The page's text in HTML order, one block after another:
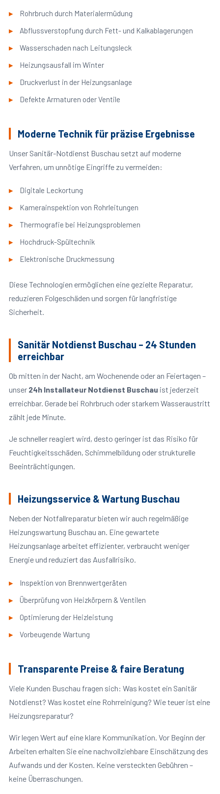
Rohrbruch durch Materialermüdung
Abflussverstopfung durch Fett- und Kalkablagerungen
Wasserschaden nach Leitungsleck
Heizungsausfall im Winter
Druckverlust in der Heizungsanlage
Defekte Armaturen oder Ventile
Moderne Technik für präzise Ergebnisse
Unser Sanitär-Notdienst Buschau setzt auf moderne
Verfahren, um unnötige Eingriffe zu vermeiden:
Digitale Leckortung
Kamerainspektion von Rohrleitungen
Thermografie bei Heizungsproblemen
Hochdruck-Spültechnik
Elektronische Druckmessung
Diese Technologien ermöglichen eine gezielte Reparatur,
reduzieren Folgeschäden und sorgen für langfristige
Sicherheit.
Sanitär Notdienst Buschau – 24 Stunden
erreichbar
Ob mitten in der Nacht, am Wochenende oder an Feiertagen –
unser 24h Installateur Notdienst Buschau ist jederzeit
erreichbar. Gerade bei Rohrbruch oder starkem Wasseraustritt
zählt jede Minute.
Je schneller reagiert wird, desto geringer ist das Risiko für
Feuchtigkeitsschäden, Schimmelbildung oder strukturelle
Beeinträchtigungen.
Heizungsservice & Wartung Buschau
Neben der Notfallreparatur bieten wir auch regelmäßige
Heizungswartung Buschau an. Eine gewartete
Heizungsanlage arbeitet effizienter, verbraucht weniger
Energie und reduziert das Ausfallrisiko.
Inspektion von Brennwertgeräten
Überprüfung von Heizkörpern & Ventilen
Optimierung der Heizleistung
Vorbeugende Wartung
Transparente Preise & faire Beratung
Viele Kunden Buschau fragen sich: Was kostet ein Sanitär
Notdienst? Was kostet eine Rohrreinigung? Wie teuer ist eine
Heizungsreparatur?
Wir legen Wert auf eine klare Kommunikation. Vor Beginn der
Arbeiten erhalten Sie eine nachvollziehbare Einschätzung des
Aufwands und der Kosten. Keine versteckten Gebühren –
keine Überraschungen.